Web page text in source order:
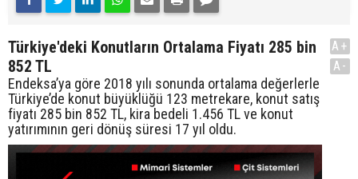
Türkiye'deki Konutların Ortalama Fiyatı 285 bin
852 TL
Endeksa’ya göre 2018 yılı sonunda ortalama değerlerle
Türkiye’de konut büyüklüğü 123 metrekare, konut satış
fiyatı 285 bin 852 TL, kira bedeli 1.456 TL ve konut
yatırımının geri dönüş süresi 17 yıl oldu.
A+
A-